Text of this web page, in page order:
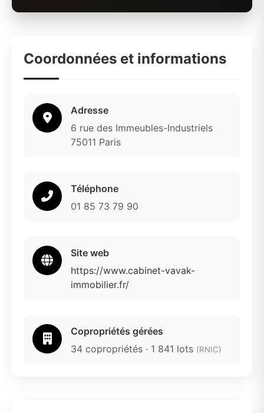
Coordonnées et informations
Adresse
6 rue des Immeubles-Industriels
75011 Paris
Téléphone
01 85 73 79 90
Site web
https://www.cabinet-vavak-
immobilier.fr/
Copropriétés gérées
34 copropriétés · 1 841 lots (RNIC)